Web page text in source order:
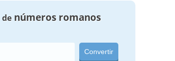
denúmeros romanos
Convertir